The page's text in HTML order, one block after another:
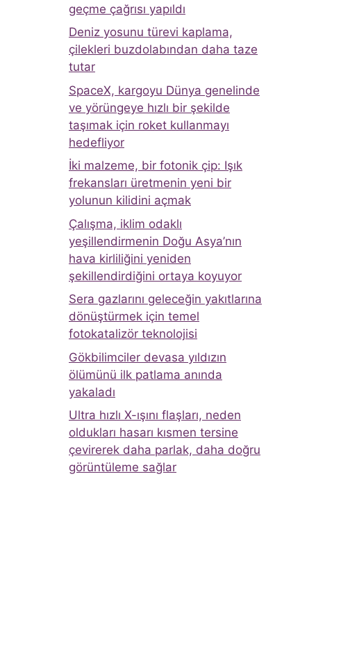
geçme çağrısı yapıldı
Deniz yosunu türevi kaplama,
çilekleri buzdolabından daha taze
tutar
SpaceX, kargoyu Dünya genelinde
ve yörüngeye hızlı bir şekilde
taşımak için roket kullanmayı
hedefliyor
İki malzeme, bir fotonik çip: Işık
frekansları üretmenin yeni bir
yolunun kilidini açmak
Çalışma, iklim odaklı
yeşillendirmenin Doğu Asya’nın
hava kirliliğini yeniden
şekillendirdiğini ortaya koyuyor
Sera gazlarını geleceğin yakıtlarına
dönüştürmek için temel
fotokatalizör teknolojisi
Gökbilimciler devasa yıldızın
ölümünü ilk patlama anında
yakaladı
Ultra hızlı X-ışını flaşları, neden
oldukları hasarı kısmen tersine
çevirerek daha parlak, daha doğru
görüntüleme sağlar